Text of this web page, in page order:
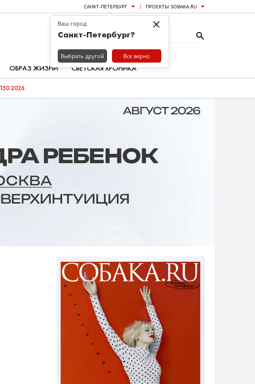
САНКТ-ПЕТЕРБУРГ ПРОЕКТЫ SOBAKA.RU
ОБРАЗ ЖИЗНИ СВЕТСКАЯ ХРОНИКА
2026
×
Ваш город
Санкт-Петербург?
Выбрать другой Все верно